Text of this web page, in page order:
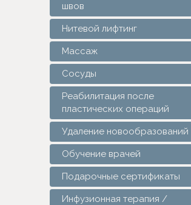
швов
Нитевой лифтинг
Массаж
Сосуды
Реабилитация после
пластических операций
Удаление новообразований
Обучение врачей
Подарочные сертификаты
Инфузионная терапия /